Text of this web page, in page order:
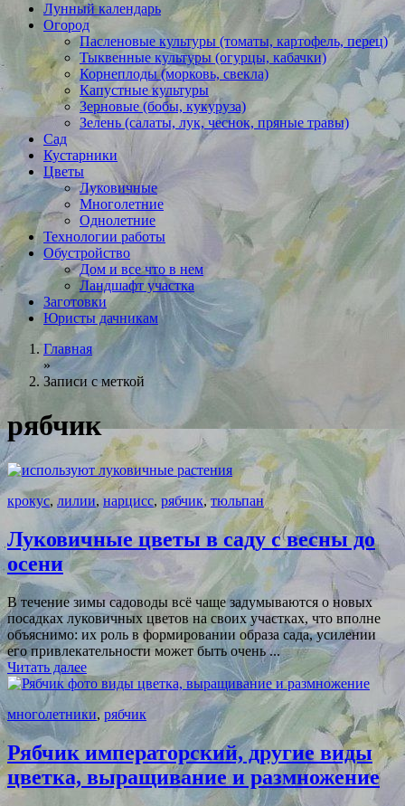
Лунный календарь
Огород
Пасленовые культуры (томаты, картофель, перец)
Тыквенные культуры (огурцы, кабачки)
Корнеплоды (морковь, свекла)
Капустные культуры
Зерновые (бобы, кукуруза)
Зелень (салаты, лук, чеснок, пряные травы)
Сад
Кустарники
Цветы
Луковичные
Многолетние
Однолетние
Технологии работы
Обустройство
Дом и все что в нем
Ландшафт участка
Заготовки
Юристы дачникам
Главная
»
Записи с меткой
рябчик
крокус, лилии,нарцисс, рябчик,тюльпан
Луковичные цветы в саду с весны до
осени
В течение зимы садоводы всё чаще задумываются о новых
посадках луковичных цветов на своих участках, что вполне
объяснимо: их роль в формировании образа сада, усилении
его привлекательности может быть очень ...
Читать далее
многолетники, рябчик
Рябчик императорский, другие виды
цветка, выращивание и размножение